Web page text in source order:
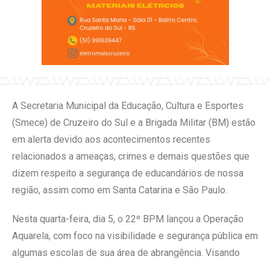
A Secretaria Municipal da Educação, Cultura e Esportes
(Smece) de Cruzeiro do Sul e a Brigada Militar (BM) estão
em alerta devido aos acontecimentos recentes
relacionados a ameaças, crimes e demais questões que
dizem respeito a segurança de educandários de nossa
região, assim como em Santa Catarina e São Paulo.
Nesta quarta-feira, dia 5, o 22º BPM lançou a Operação
Aquarela, com foco na visibilidade e segurança pública em
algumas escolas de sua área de abrangência. Visando